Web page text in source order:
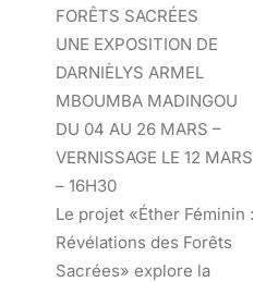
FORÊTS SACRÉES
UNE EXPOSITION DE
DARNIÈLYS ARMEL
MBOUMBA MADINGOU
DU 04 AU 26 MARS –
VERNISSAGE LE 12 MARS
– 16H30
Le projet «Éther Féminin :
Révélations des Forêts
Sacrées» explore la